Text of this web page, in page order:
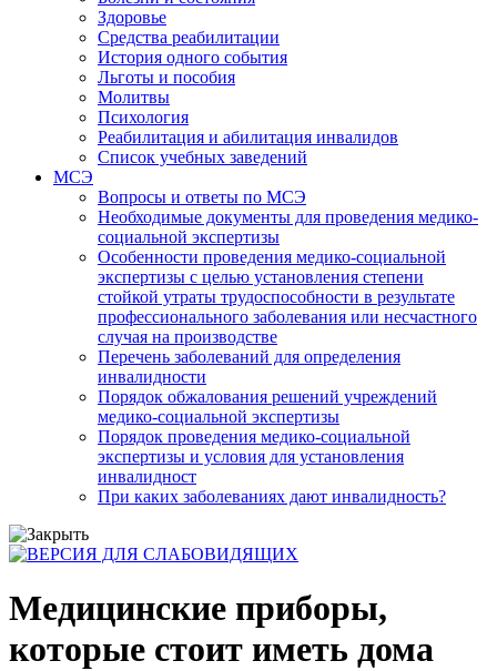
Здоровье
Средства реабилитации
История одного события
Льготы и пособия
Молитвы
Психология
Реабилитация и абилитация инвалидов
Список учебных заведений
МСЭ
Вопросы и ответы по МСЭ
Необходимые документы для проведения медико-
социальной экспертизы
Особенности проведения медико-социальной
экспертизы с целью установления степени
стойкой утраты трудоспособности в результате
профессионального заболевания или несчастного
случая на производстве
Перечень заболеваний для определения
инвалидности
Порядок обжалования решений учреждений
медико-социальной экспертизы
Порядок проведения медико-социальной
экспертизы и условия для установления
инвалидност
При каких заболеваниях дают инвалидность?
Медицинские приборы,
которые стоит иметь дома